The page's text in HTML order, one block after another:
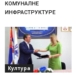
КОМУНАЛНЕ
ИНФРАСТРУКТУРЕ
Култура